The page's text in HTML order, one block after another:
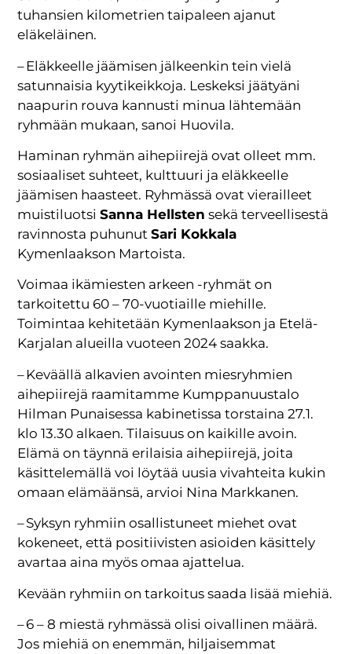
tuhansien kilometrien taipaleen ajanut
eläkeläinen.
– Eläkkeelle jäämisen jälkeenkin tein vielä
satunnaisia kyytikeikkoja. Leskeksi jäätyäni
naapurin rouva kannusti minua lähtemään
ryhmään mukaan, sanoi Huovila.
Haminan ryhmän aihepiirejä ovat olleet mm.
sosiaaliset suhteet, kulttuuri ja eläkkeelle
jäämisen haasteet. Ryhmässä ovat vierailleet
muistiluotsiSanna Hellsten sekä terveellisestä
ravinnosta puhunutSari Kokkala
Kymenlaakson Martoista.
Voimaa ikämiesten arkeen -ryhmät on
tarkoitettu 60 – 70-vuotiaille miehille.
Toimintaa kehitetään Kymenlaakson ja Etelä-
Karjalan alueilla vuoteen 2024 saakka.
– Keväällä alkavien avointen miesryhmien
aihepiirejä raamitamme Kumppanuustalo
Hilman Punaisessa kabinetissa torstaina 27.1.
klo 13.30 alkaen. Tilaisuus on kaikille avoin.
Elämä on täynnä erilaisia aihepiirejä, joita
käsittelemällä voi löytää uusia vivahteita kukin
omaan elämäänsä, arvioi Nina Markkanen.
– Syksyn ryhmiin osallistuneet miehet ovat
kokeneet, että positiivisten asioiden käsittely
avartaa aina myös omaa ajattelua.
Kevään ryhmiin on tarkoitus saada lisää miehiä.
– 6 – 8 miestä ryhmässä olisi oivallinen määrä.
Jos miehiä on enemmän, hiljaisemmat